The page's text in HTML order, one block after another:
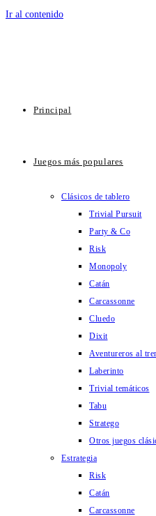
Ir al contenido
Principal
Juegos más populares
Clásicos de tablero
Trivial Pursuit
Party & Co
Risk
Monopoly
Catán
Carcassonne
Cluedo
Dixit
Aventureros al
Laberinto
Trivial temáticos
Tabu
Stratego
Otros juegos
Estrategia
Risk
Catán
Carcassonne